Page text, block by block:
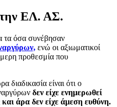
ΕΛ. ΑΣ.
τα όσα συνέβησαν
ενώ οι αξιωματικοί
προθεσμία που
διαδικασία είναι ότι ο
δεν είχε ενημερωθεί
άρα δεν είχε άμεση ευθύνη.